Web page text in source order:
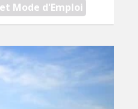
Mode d'Emploi